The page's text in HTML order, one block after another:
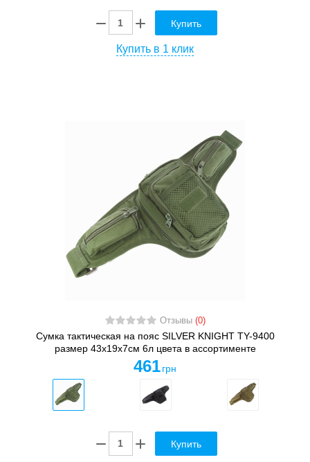
Купить
Купить в 1 клик
Отзывы (0)
Сумка тактическая на пояс SILVER KNIGHT TY-9400
размер 43х19х7см 6л цвета в ассортименте
461 грн
Купить